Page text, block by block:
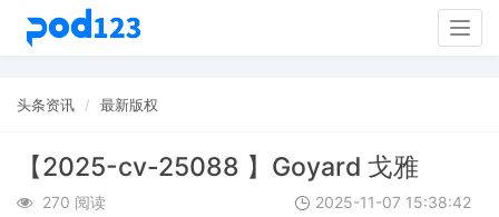
头条资讯 最新版权
【2025-cv-25088 】Goyard 戈雅
270 阅读 2025-11-07 15:38:42